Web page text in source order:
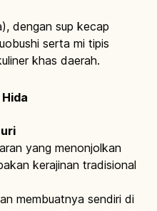
dengan sup kecap
serta mi tipis
khas daerah.
yang menonjolkan
kerajinan tradisional
membuatnya sendiri di